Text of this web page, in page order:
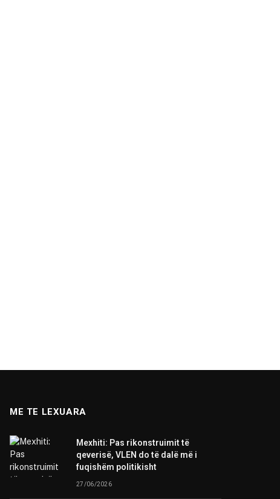
ME TE LEXUARA
Mexhiti: Pas rikonstruimit të
qeverisë, VLEN do të dalë më i
fuqishëm politikisht
27/06/2026